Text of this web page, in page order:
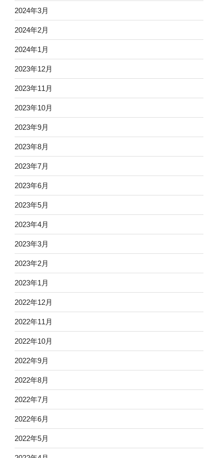
2024年3月
2024年2月
2024年1月
2023年12月
2023年11月
2023年10月
2023年9月
2023年8月
2023年7月
2023年6月
2023年5月
2023年4月
2023年3月
2023年2月
2023年1月
2022年12月
2022年11月
2022年10月
2022年9月
2022年8月
2022年7月
2022年6月
2022年5月